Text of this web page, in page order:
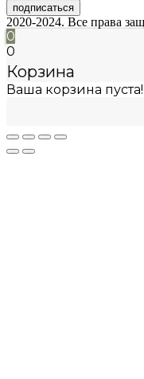
подписаться
2020-2024. Все права
0
0
Корзина
Ваша корзина пуста!